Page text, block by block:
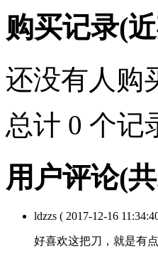
购买记录(
还没有人购
总计 0 个记
用户评论(共
ldzzs ( 2017-12-16
好喜欢这把刀，就是有